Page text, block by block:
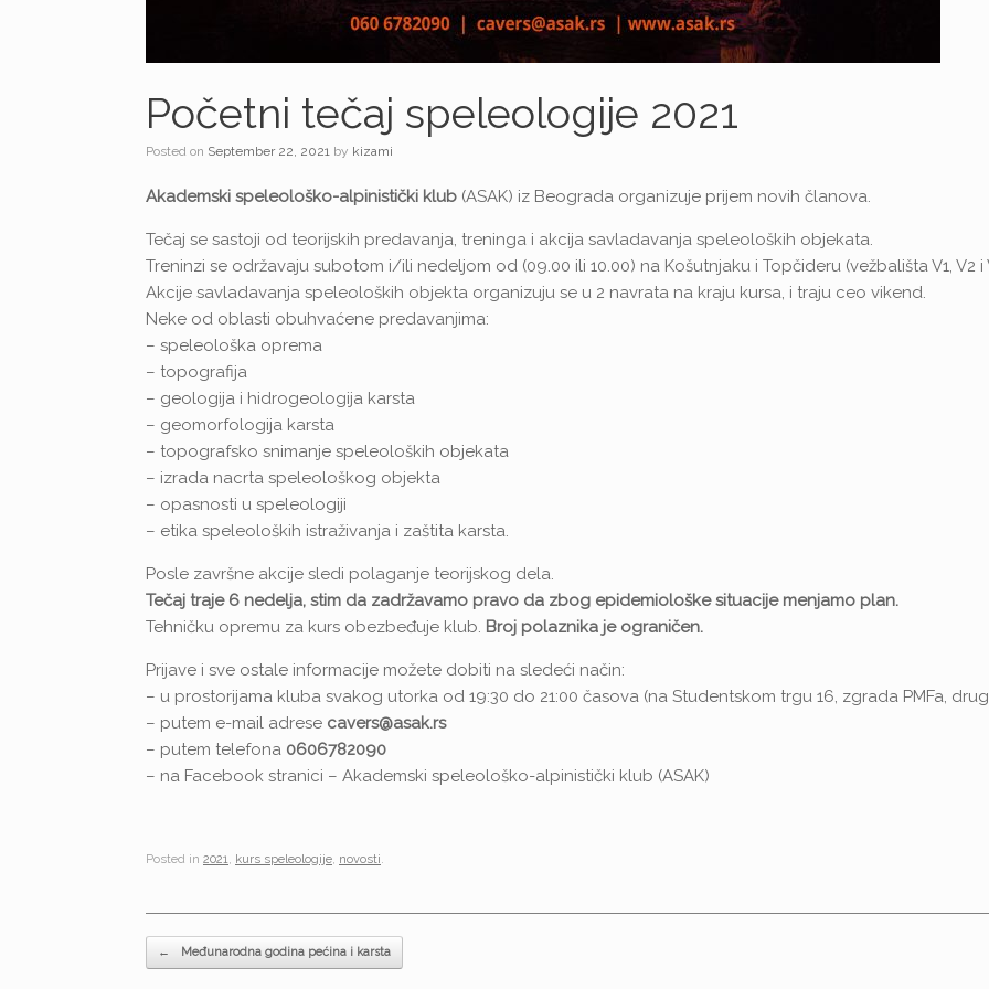
Početni tečaj speleologije 2021
Posted on September 22, 2021 by kizami
Akademski speleološko-alpinistički klub (ASAK) iz Beograda organizuje prijem novih članova.
Tečaj se sastoji od teorijskih predavanja, treninga i akcija savladavanja speleoloških objekata.
Treninzi se održavaju subotom i/ili nedeljom od (09.00 ili 10.00) na Košutnjaku i Topčideru (vežbališta V1, V2 i
Akcije savladavanja speleoloških objekta organizuju se u 2 navrata na kraju kursa, i traju ceo vikend.
Neke od oblasti obuhvaćene predavanjima:
– speleološka oprema
– topografija
– geologija i hidrogeologija karsta
– geomorfologija karsta
– topografsko snimanje speleoloških objekata
– izrada nacrta speleološkog objekta
– opasnosti u speleologiji
– etika speleoloških istraživanja i zaštita karsta.
Posle završne akcije sledi polaganje teorijskog dela.
Tečaj traje 6 nedelja, stim da zadržavamo pravo da zbog epidemiološke situacije menjamo plan.
Tehničku opremu za kurs obezbeđuje klub. Broj polaznika je ograničen.
Prijave i sve ostale informacije možete dobiti na sledeći način:
– u prostorijama kluba svakog utorka od 19:30 do 21:00 časova (na Studentskom trgu 16, zgrada PMFa,
– putem e-mail adrese cavers@asak.rs
– putem telefona 0606782090
– na Facebook stranici – Akademski speleološko-alpinistički klub (ASAK)
Posted in 2021 kurs speleologije novosti
Post navigation
← Međunarodna godina pećina i karsta